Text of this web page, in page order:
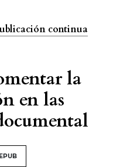
continua
la
en las